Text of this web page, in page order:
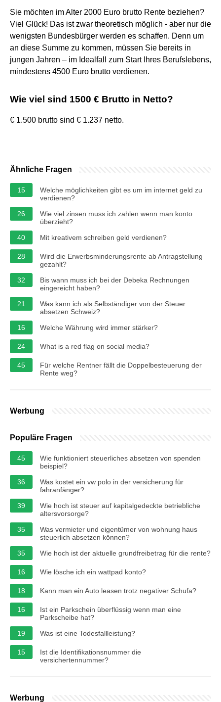
Sie möchten im Alter 2000 Euro brutto Rente beziehen?
Viel Glück! Das ist zwar theoretisch möglich - aber nur die
wenigsten Bundesbürger werden es schaffen. Denn um
an diese Summe zu kommen, müssen Sie bereits in
jungen Jahren – im Idealfall zum Start Ihres Berufslebens,
mindestens 4500 Euro brutto verdienen.
Wie viel sind 1500 € Brutto in Netto?
€ 1.500 brutto sind € 1.237 netto.
Ähnliche Fragen
15
Welche möglichkeiten gibt es um im internet geld zu
verdienen?
26
Wie viel zinsen muss ich zahlen wenn man konto
überzieht?
40
Mit kreativem schreiben geld verdienen?
28
Wird die Erwerbsminderungsrente ab Antragstellung
gezahlt?
32
Bis wann muss ich bei der Debeka Rechnungen
eingereicht haben?
21
Was kann ich als Selbständiger von der Steuer
absetzen Schweiz?
16
Welche Währung wird immer stärker?
24 What is a red flag on social media?
45
Für welche Rentner fällt die Doppelbesteuerung der
Rente weg?
Werbung
Populäre Fragen
45
Wie funktioniert steuerliches absetzen von spenden
beispiel?
36
Was kostet ein vw polo in der versicherung für
fahranfänger?
39
Wie hoch ist steuer auf kapitalgedeckte betriebliche
altersvorsorge?
35
Was vermieter und eigentümer von wohnung haus
steuerlich absetzen können?
35
Wie hoch ist der aktuelle grundfreibetrag für die rente?
16 Wie lösche ich ein wattpad konto?
18 Kann man ein Auto leasen trotz negativer Schufa?
16
Ist ein Parkschein überflüssig wenn man eine
Parkscheibe hat?
19
Was ist eine Todesfallleistung?
15
Ist die Identifikationsnummer die
versichertennummer?
Werbung